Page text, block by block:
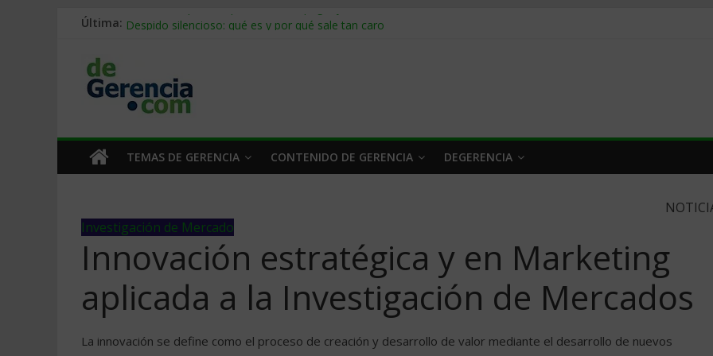
Última: Stablecoins para empresas: cómo pagar y cobrar en 2026
Trabajo forzoso en la cadena de suministro: qué hacer
Mercado hispano de EE. UU.: cómo segmentarlo y venderle
TEMAS DE GERENCIA CONTENIDO DE GERENCIA DEGERENCIA
Investigación de Mercado
Innovación estratégica y en Marketing
aplicada a la Investigación de Mercados
La innovación se define como el proceso de creación y desarrollo de valor mediante el desarrollo de nuevos